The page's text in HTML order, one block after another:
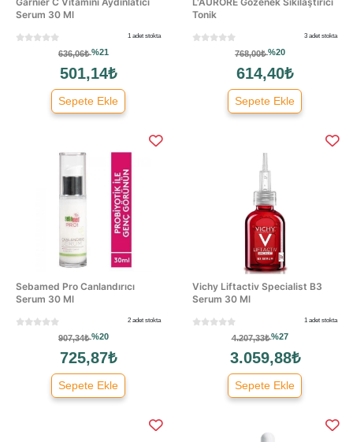
Serum 30 Ml
1 adet stokta
636,06₺%21
501,14₺
Sepete Ekle
Tonik
3 adet stokta
768,00₺%20
614,40₺
Sepete Ekle
Sebamed Pro Canlandırıcı
Serum 30 Ml
2 adet stokta
907,34₺%20
725,87₺
Sepete Ekle
Vichy Liftactiv Specialist B3
Serum 30 Ml
1 adet stokta
4.207,33₺%27
3.059,88₺
Sepete Ekle